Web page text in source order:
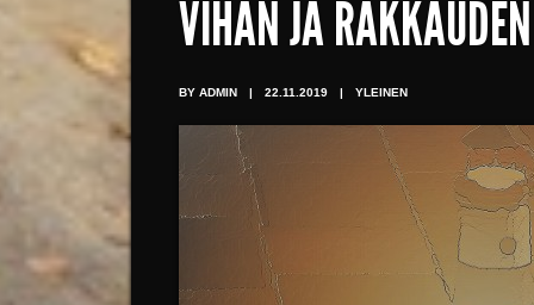
VIHAN JA
BY ADMIN | 22.11.2019 | YLEINEN